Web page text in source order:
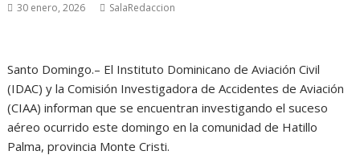
30 enero, 2026 SalaRedaccion
Santo Domingo.– El Instituto Dominicano de Aviación Civil
(IDAC) y la Comisión Investigadora de Accidentes de Aviación
(CIAA) informan que se encuentran investigando el suceso
aéreo ocurrido este domingo en la comunidad de Hatillo
Palma, provincia Monte Cristi.